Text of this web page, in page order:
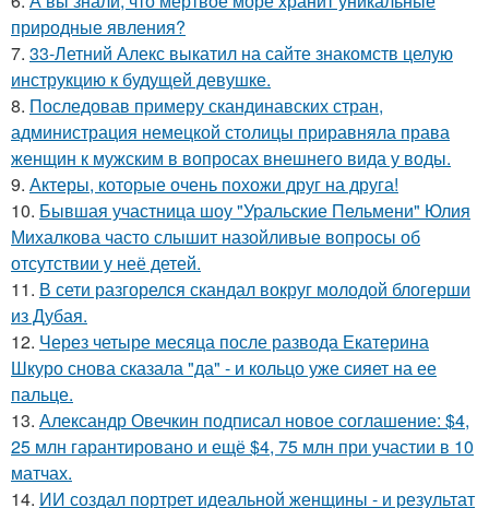
природные явления?
7. 33-Летний Алекс выкатил на сайте знакомств целую
инструкцию к будущей девушке.
8. Последовав примеру скандинавских стран,
администрация немецкой столицы приравняла права
женщин к мужским в вопросах внешнего вида у воды.
9. Актеры, которые очень похожи друг на друга!
10. Бывшая участница шоу "Уральские Пельмени" Юлия
Михалкова часто слышит назойливые вопросы об
отсутствии у неё детей.
11. В сети разгорелся скандал вокруг молодой блогерши
из Дубая.
12. Через четыре месяца после развода Екатерина
Шкуро снова сказала "да" - и кольцо уже сияет на ее
пальце.
13. Александр Овечкин подписал новое соглашение: $4,
25 млн гарантировано и ещё $4, 75 млн при участии в 10
матчах.
14. ИИ создал портрет идеальной женщины - и результат